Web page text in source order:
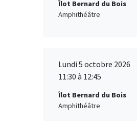
Îlot Bernard du Bois
Amphithéâtre
Lundi 5 octobre 2026
11:30 à 12:45
Îlot Bernard du Bois
Amphithéâtre